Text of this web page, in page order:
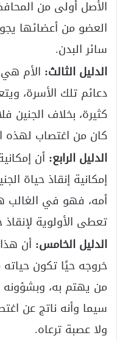
الأصل أولى من
العضو من أعضائها
سائر البدن.
الدليل الثالث: الأم
دعائم تلك الأسرة،
كثيرة، بخلاف الجنين
كان من اغتصاب لهذه
الدليل الرابع: أن
إمكانية إنقاذ حياة
أمه، فهو في الغالب
تعطى الأولوية لإنقاذ
الدليل الخامس: أن
خروجه حيًا تكون حياته
من يهتم به، وبشؤونه
سيما وأنه ناتج عن
ولا عصبة ترعاه.